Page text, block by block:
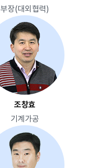
부장(대외협력)
조창효
기계가공